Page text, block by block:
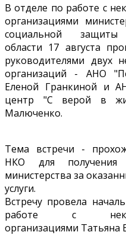
В отделе по работе с
организациями
социальной защиты
области 17 августа
руководителями двух
организаций - АНО
Еленой Гранкиной и
центр "С верой в
Малюченко.
Тема встречи -
НКО для получения
министерства за
услуги.
Встречу провела
работе с
организациями Татьяна